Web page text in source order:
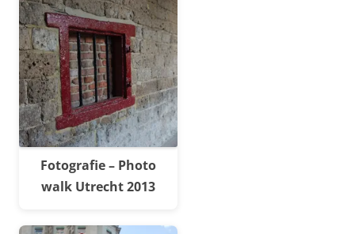
Fotografie – Photo
walk Utrecht 2013